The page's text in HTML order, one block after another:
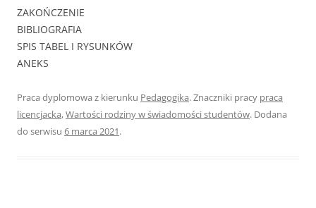
ZAKOŃCZENIE
BIBLIOGRAFIA
SPIS TABEL I RYSUNKÓW
ANEKS
Praca dyplomowa z kierunku Pedagogika. Znaczniki pracy praca
licencjacka,Wartości rodziny w świadomości studentów. Dodana
do serwisu 6 marca 2021.